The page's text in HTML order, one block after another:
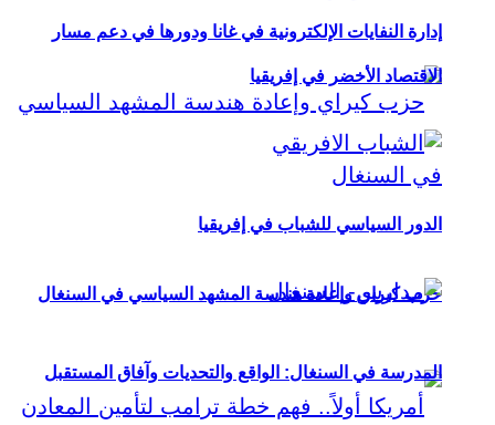
حزب كيراي وإعادة هندسة المشهد السياسي في السنغال
إدارة النفايات الإلكترونية في غانا ودورها في دعم مسار
الاقتصاد الأخضر في إفريقيا
الدور السياسي للشباب في إفريقيا
المدرسة في السنغال: الواقع والتحديات وآفاق المستقبل